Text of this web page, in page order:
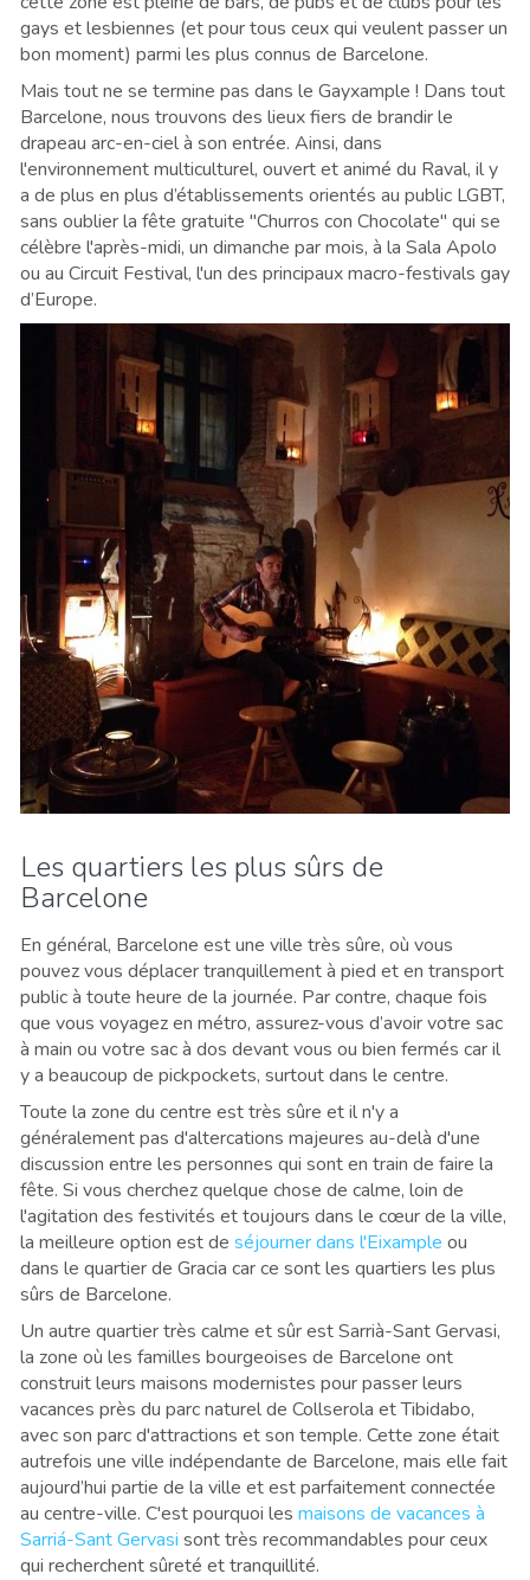
gays et lesbiennes (et pour tous ceux qui veulent passer un
bon moment) parmi les plus connus de Barcelone.
Mais tout ne se termine pas dans le Gayxample ! Dans tout
Barcelone, nous trouvons des lieux fiers de brandir le
drapeau arc-en-ciel à son entrée. Ainsi, dans
l'environnement multiculturel, ouvert et animé du Raval, il y
a de plus en plus d’établissements orientés au public LGBT,
sans oublier la fête gratuite "Churros con Chocolate" qui se
célèbre l'après-midi, un dimanche par mois, à la Sala Apolo
ou au Circuit Festival, l'un des principaux macro-festivals gay
d’Europe.
Les quartiers les plus sûrs de
Barcelone
En général, Barcelone est une ville très sûre, où vous
pouvez vous déplacer tranquillement à pied et en transport
public à toute heure de la journée. Par contre, chaque fois
que vous voyagez en métro, assurez-vous d’avoir votre sac
à main ou votre sac à dos devant vous ou bien fermés car il
y a beaucoup de pickpockets, surtout dans le centre.
Toute la zone du centre est très sûre et il n'y a
généralement pas d'altercations majeures au-delà d'une
discussion entre les personnes qui sont en train de faire la
fête. Si vous cherchez quelque chose de calme, loin de
l'agitation des festivités et toujours dans le cœur de la ville,
la meilleure option est de séjourner dans l'Eixample ou
dans le quartier de Gracia car ce sont les quartiers les plus
sûrs de Barcelone.
Un autre quartier très calme et sûr est Sarrià-Sant Gervasi,
la zone où les familles bourgeoises de Barcelone ont
construit leurs maisons modernistes pour passer leurs
vacances près du parc naturel de Collserola et Tibidabo,
avec son parc d'attractions et son temple. Cette zone était
autrefois une ville indépendante de Barcelone, mais elle fait
aujourd’hui partie de la ville et est parfaitement connectée
au centre-ville. C'est pourquoi les maisons de vacances à
Sarriá-Sant Gervasi sont très recommandables pour ceux
qui recherchent sûreté et tranquillité.